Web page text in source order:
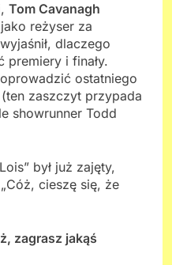
Tom Cavanagh
reżyser za
dlaczego
premiery i finały.
ostatniego
zaszczyt przypada
showrunner Todd
był już zajęty,
cieszę się, że
zagrasz jakąś